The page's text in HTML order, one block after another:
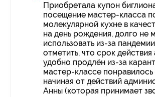
Приобретала купон
посещение мастер-класса
молекулярной кухне в
на день рождения, долго не
использовать из-за
отметить, что срок действия
удобно продлён из-за
мастер-классе
начиная от действий
Анны (которая принимает